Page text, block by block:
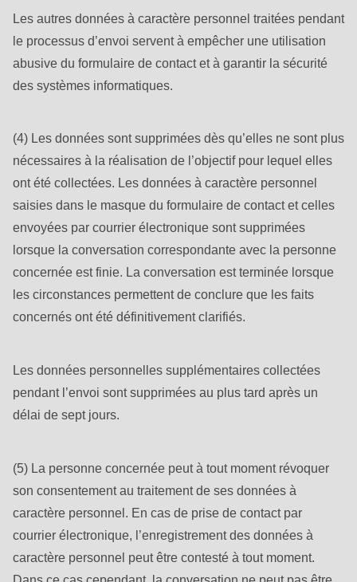
Les autres données à caractère personnel traitées pendant
le processus d’envoi servent à empêcher une utilisation
abusive du formulaire de contact et à garantir la sécurité
des systèmes informatiques.
(4) Les données sont supprimées dès qu’elles ne sont plus
nécessaires à la réalisation de l’objectif pour lequel elles
ont été collectées. Les données à caractère personnel
saisies dans le masque du formulaire de contact et celles
envoyées par courrier électronique sont supprimées
lorsque la conversation correspondante avec la personne
concernée est finie. La conversation est terminée lorsque
les circonstances permettent de conclure que les faits
concernés ont été définitivement clarifiés.
Les données personnelles supplémentaires collectées
pendant l’envoi sont supprimées au plus tard après un
délai de sept jours.
(5) La personne concernée peut à tout moment révoquer
son consentement au traitement de ses données à
caractère personnel. En cas de prise de contact par
courrier électronique, l’enregistrement des données à
caractère personnel peut être contesté à tout moment.